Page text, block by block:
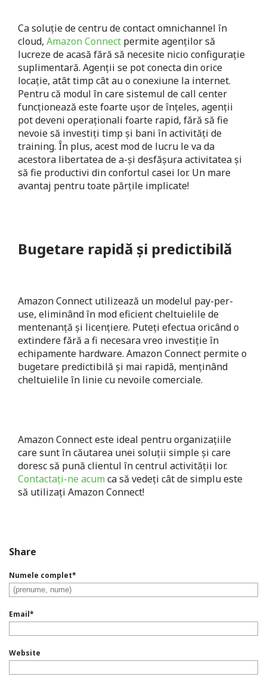
Ca soluție de centru de contact omnichannel în
cloud, Amazon Connect permite agenților să
lucreze de acasă fără să necesite nicio configurație
suplimentară. Agenții se pot conecta din orice
locație, atât timp cât au o conexiune la internet.
Pentru că modul în care sistemul de call center
funcționează este foarte ușor de înțeles, agenții
pot deveni operaționali foarte rapid, fără să fie
nevoie să investiți timp și bani în activități de
training. În plus, acest mod de lucru le va da
acestora libertatea de a-și desfășura activitatea și
să fie productivi din confortul casei lor. Un mare
avantaj pentru toate părțile implicate!
Bugetare rapidă și predictibilă
Amazon Connect utilizează un modelul pay-per-
use, eliminând în mod eficient cheltuielile de
mentenanță și licențiere. Puteți efectua oricând o
extindere fără a fi necesara vreo investiție în
echipamente hardware. Amazon Connect permite o
bugetare predictibilă și mai rapidă, menținând
cheltuielile în linie cu nevoile comerciale.
Amazon Connect este ideal pentru organizațiile
care sunt în căutarea unei soluții simple și care
doresc să pună clientul în centrul activității lor.
Contactați-ne acum ca să vedeți cât de simplu este
să utilizați Amazon Connect!
Share
Numele complet*
Email*
Website